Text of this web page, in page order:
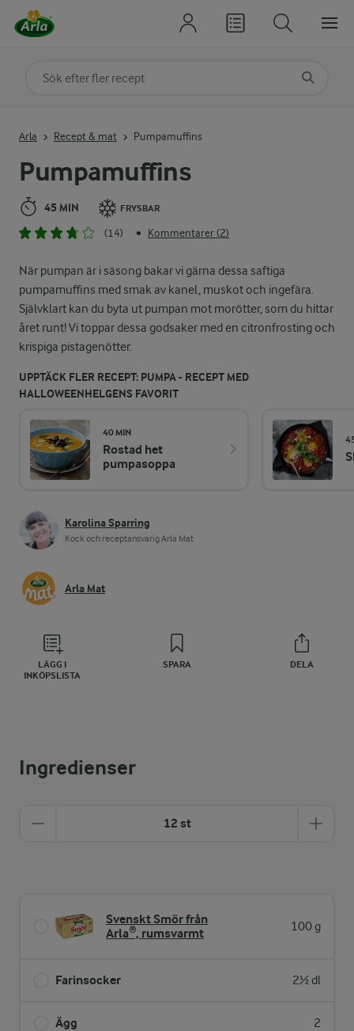
Pumpamuffins
45 MIN FRYSBAR
(14) • Kommentarer (2)
När pumpan är i säsong bakar vi gärna dessa saftiga
pumpamuffins med smak av kanel, muskot och ingefära.
Självklart kan du byta ut pumpan mot morötter, som du hittar
året runt! Vi toppar dessa godsaker med en citronfrosting och
krispiga pistagenötter.
UPPTÄCK FLER RECEPT: PUMPA - RECEPT MED
HALLOWEENHELGENS FAVORIT
40 MIN
Rostad het
pumpasoppa
Karolina Sparring
Kock och receptansvarig Arla Mat
Arla Mat
LÄGG I
INKÖPSLISTA
SPARA DELA
Arla Recept & mat Pumpamuffins
Ingredienser
12 st
Svenskt Smör från
Arla®, rumsvarmt
100 g
Farinsocker 2½ dl
Ägg 2
Sök på kategori eller ingrediens